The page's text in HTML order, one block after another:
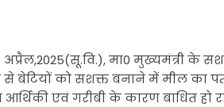
अप्रैल,2025(सू.वि.), मा0 मुख्यमंत्री के
बेटियों को सशक्त बनाने में मील का
आर्थिकी एवं गरीबी के कारण बाधित